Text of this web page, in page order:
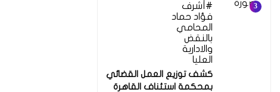
أشرف
فؤاد حماد
المحامي
بالنقض
والادارية
العليا
كشف توزيع العمل القضائي
بمحكمة استئناف القاهرة